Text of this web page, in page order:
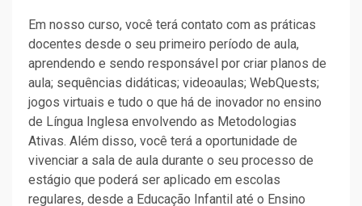
Em nosso curso, você terá contato com as práticas
docentes desde o seu primeiro período de aula,
aprendendo e sendo responsável por criar planos de
aula; sequências didáticas; videoaulas; WebQuests;
jogos virtuais e tudo o que há de inovador no ensino
de Língua Inglesa envolvendo as Metodologias
Ativas. Além disso, você terá a oportunidade de
vivenciar a sala de aula durante o seu processo de
estágio que poderá ser aplicado em escolas
regulares, desde a Educação Infantil até o Ensino